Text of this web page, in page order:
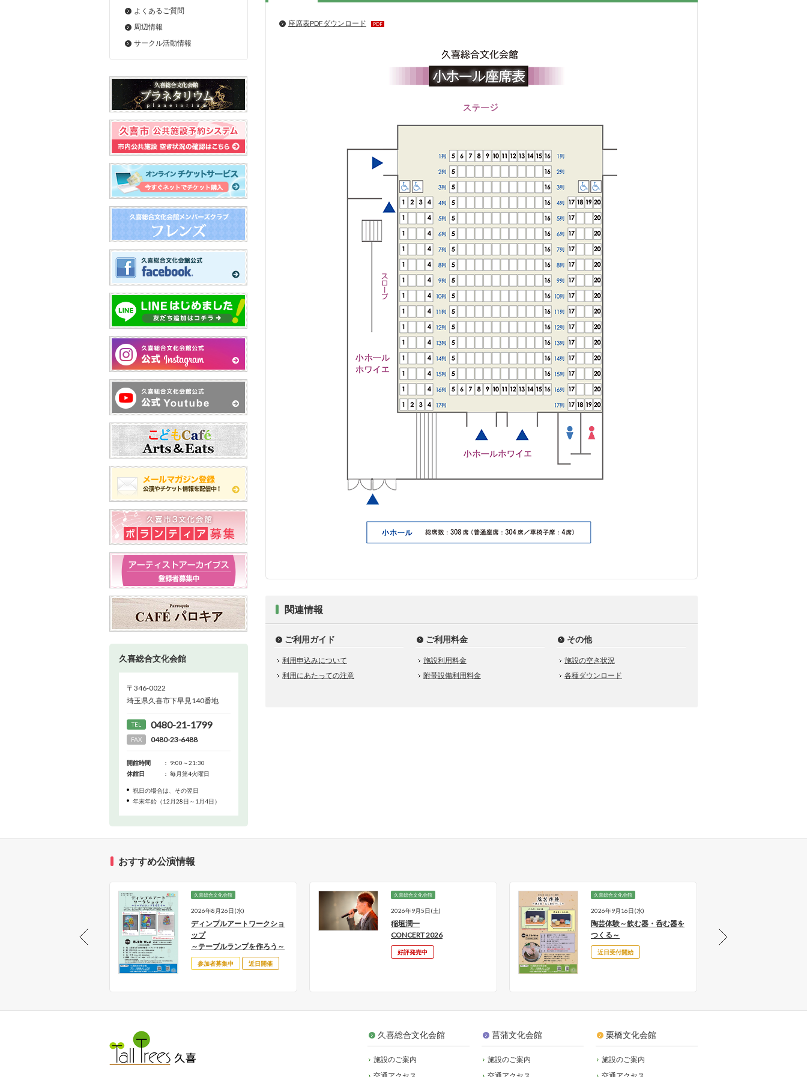
座席表PDFダウンロード PDF
関連情報
ご利用ガイド
利用申込みについて
利用にあたっての注意
ご利用料金
施設利用料金
附帯設備利用料金
その他
施設の空き状況
各種ダウンロード
よくあるご質問
周辺情報
サークル活動情報
久喜総合文化会館
〒346-0022
埼玉県久喜市下早見140番地
TEL 0480-21-1799
FAX 0480-23-6488
開館時間
： 9:00～21:30
休館日
： 毎月第4火曜日
祝日の場合は、その翌日
年末年始（12月28日～1月4日）
おすすめ公演情報
久喜総合文化会館
2026年8月26日(水)
ディンプルアートワークショ
ップ
～テーブルランプを作ろう～
参加者募集中 近日開催
久喜総合文化会館
2026年9月5日(土)
稲垣潤一
CONCERT 2026
好評発売中
久喜総合文化会館
2026年9月16日(水)
陶芸体験～飲む器・呑む器を
つくる～
近日受付開始
久喜総合文化会館
施設のご案内
菖蒲文化会館
施設のご案内
栗橋文化会館
施設のご案内